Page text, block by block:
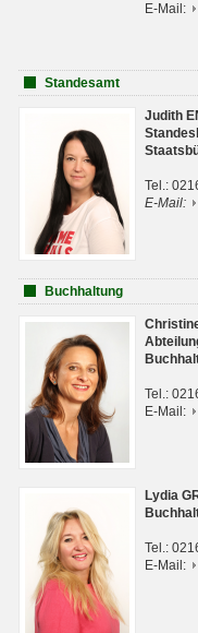
E-Mail:
Standesamt
Judith
Tel.:
E-Mail:
Buchhaltung
Tel.:
E-Mail:
Lydia
Tel.:
E-Mail: